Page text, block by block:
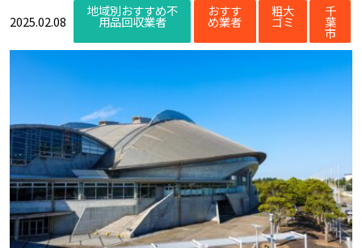
2025.02.08
地域別おすすめ不
用品回収業者
おすす
め業者
粗大
ゴミ
千
葉
市